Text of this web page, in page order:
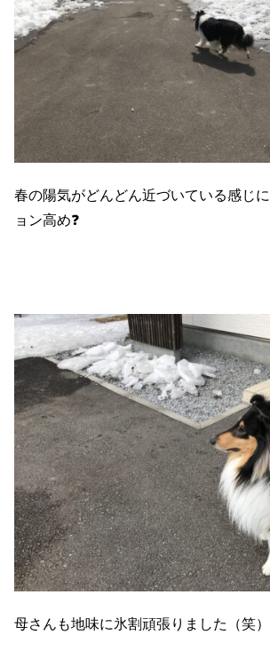
春の陽気がどんどん近づいている感じ
ョン高め❓
母さんも地味に氷割頑張りました（笑）